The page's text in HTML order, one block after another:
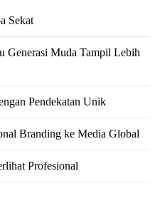
Sekat
Generasi Muda Tampil Lebih
Pendekatan Unik
Branding ke Media Global
Profesional